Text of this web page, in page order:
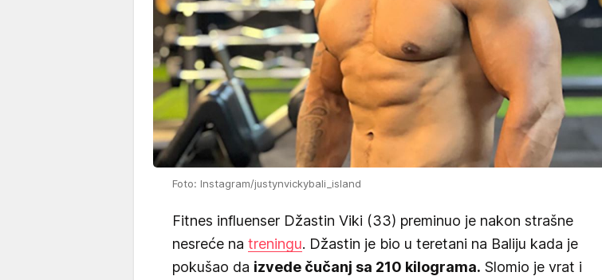
Foto: Instagram/justynvickybali_island
Fitnes influenser Džastin Viki (33) preminuo je nakon strašne
nesreće na treningu. Džastin je bio u teretani na Baliju kada je
pokušao da izvede čučanj sa 210 kilograma. Slomio je vrat i